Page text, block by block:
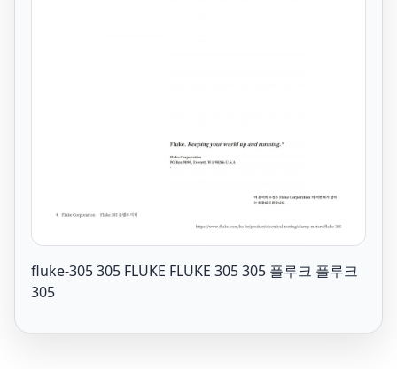
fluke-305 305 FLUKE FLUKE 305 305 플루크 플루크
305